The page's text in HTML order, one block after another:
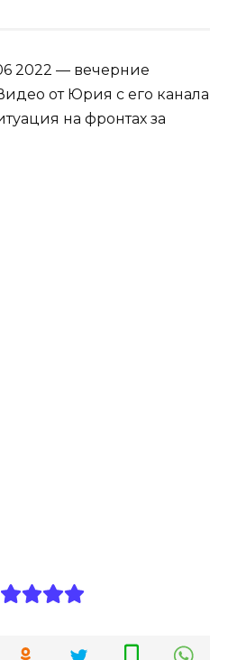
2022 — вечерние
от Юрия с его канала
на фронтах за